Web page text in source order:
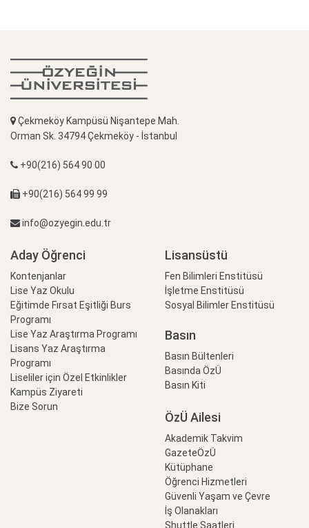
Çekmeköy Kampüsü Nişantepe Mah.
Orman Sk. 34794 Çekmeköy - İstanbul
+90(216) 564 90 00
+90(216) 564 99 99
info@ozyegin.edu.tr
Aday Öğrenci
Kontenjanlar
Lise Yaz Okulu
Eğitimde Fırsat Eşitliği Burs
Programı
Lise Yaz Araştırma Programı
Lisans Yaz Araştırma
Programı
Liseliler için Özel Etkinlikler
Kampüs Ziyareti
Bize Sorun
Lisansüstü
Fen Bilimleri Enstitüsü
İşletme Enstitüsü
Sosyal Bilimler Enstitüsü
Basın
Basın Bültenleri
Basında ÖzÜ
Basın Kiti
ÖzÜ Ailesi
Akademik Takvim
GazeteÖzÜ
Kütüphane
Öğrenci Hizmetleri
Güvenli Yaşam ve Çevre
İş Olanakları
Shuttle Saatleri